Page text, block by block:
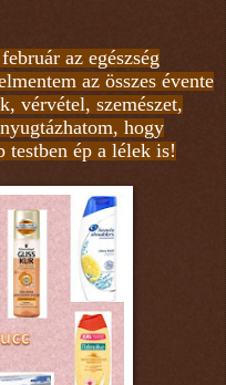
az egészség
az összes évente
vérvétel, szemészet,
hogy
testben ép a lélek is!